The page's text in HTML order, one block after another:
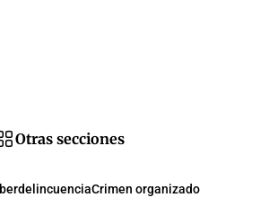
Otras secciones
Crimen organizado